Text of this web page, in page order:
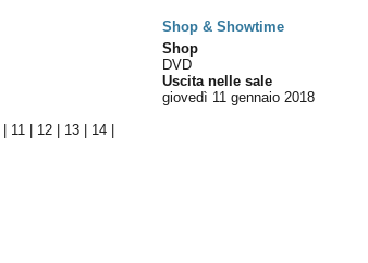
Shop & Showtime
11 12 13 14
Shop
DVD
Uscita nelle sale
giovedì 11 gennaio 2018